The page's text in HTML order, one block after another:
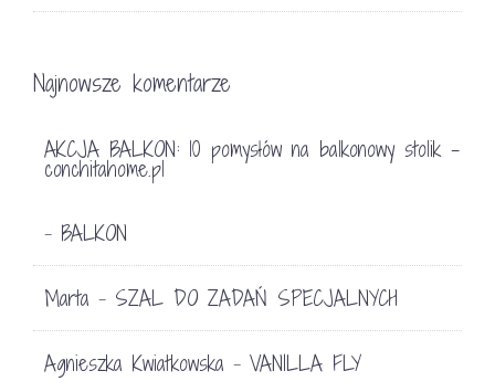
Najnowsze komentarze
AKCJA BALKON: 10 pomysłów na balkonowy stolik -
conchitahome.pl
- BALKON
Marta - SZAL DO ZADAŃ SPECJALNYCH
Agnieszka Kwiatkowska - VANILLA FLY